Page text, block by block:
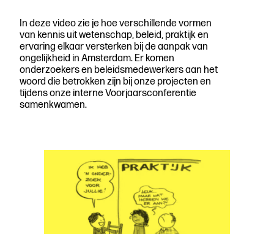
In deze video zie je hoe verschillende vormen
van kennis uit wetenschap, beleid, praktijk en
ervaring elkaar versterken bij de aanpak van
ongelijkheid in Amsterdam. Er komen
onderzoekers en beleidsmedewerkers aan het
woord die betrokken zijn bij onze projecten en
tijdens onze interne Voorjaarsconferentie
samenkwamen.